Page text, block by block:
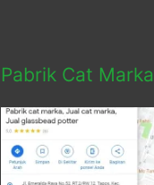
Pabrik Cat Marka